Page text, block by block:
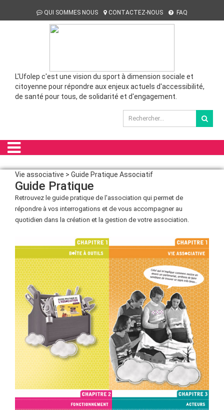
QUI SOMMES NOUS CONTACTEZ-NOUS FAQ
L'Ufolep c'est une vision du sport à dimension sociale et
citoyenne pour répondre aux enjeux actuels d'accessibilité,
de santé pour tous, de solidarité et d'engagement.
Vie associative > Guide Pratique Associatif
Guide Pratique
Retrouvez le guide pratique de l'association qui permet de
répondre à vos interrogations et de vous accompagner au
quotidien dans la création et la gestion de votre association.